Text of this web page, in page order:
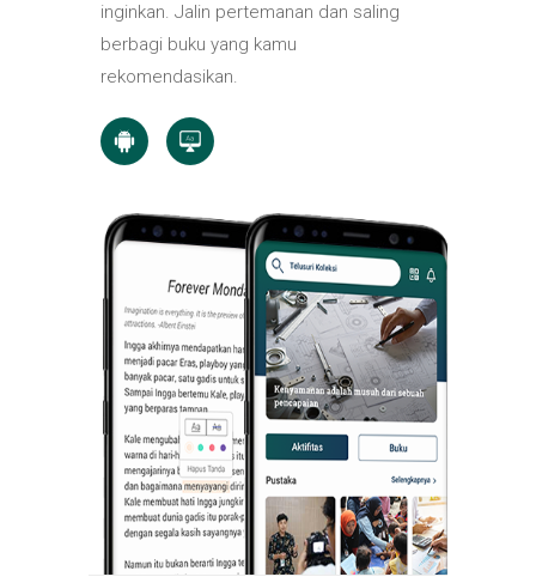
inginkan. Jalin pertemanan dan saling
berbagi buku yang kamu
rekomendasikan.